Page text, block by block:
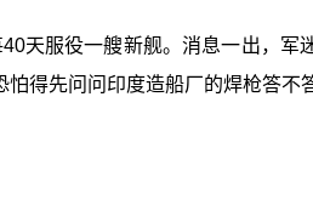
天服役一艘新舰。消息一出，
得先问问印度造船厂的焊枪答不